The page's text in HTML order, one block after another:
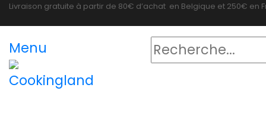
Livraison gratuite à partir de 80€ d’achat en Belgique et 250€ en
Menu
Articles de
cuisine